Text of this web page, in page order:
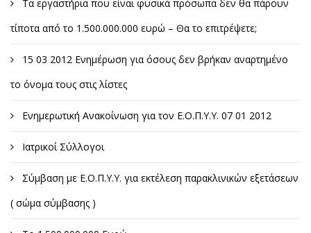
Τα εργαστήρια που είναι φυσικά πρόσωπα δεν θα πάρουν
τίποτα από το 1.500.000.000 ευρώ – Θα το επιτρέψετε;
15 03 2012 Ενημέρωση για όσους δεν βρήκαν αναρτημένο
το όνομα τους στις λίστες
Ενημερωτική Ανακοίνωση για τον Ε.Ο.Π.Υ.Υ. 07 01 2012
Ιατρικοί Σύλλογοι
Σύμβαση με Ε.Ο.Π.Υ.Υ. για εκτέλεση παρακλινικών εξετάσεων
( σώμα σύμβασης )